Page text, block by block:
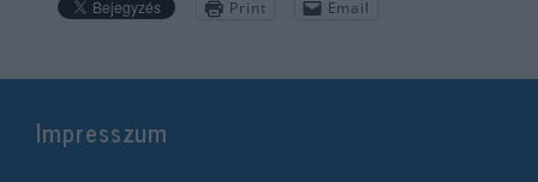
Print Email
Impresszum